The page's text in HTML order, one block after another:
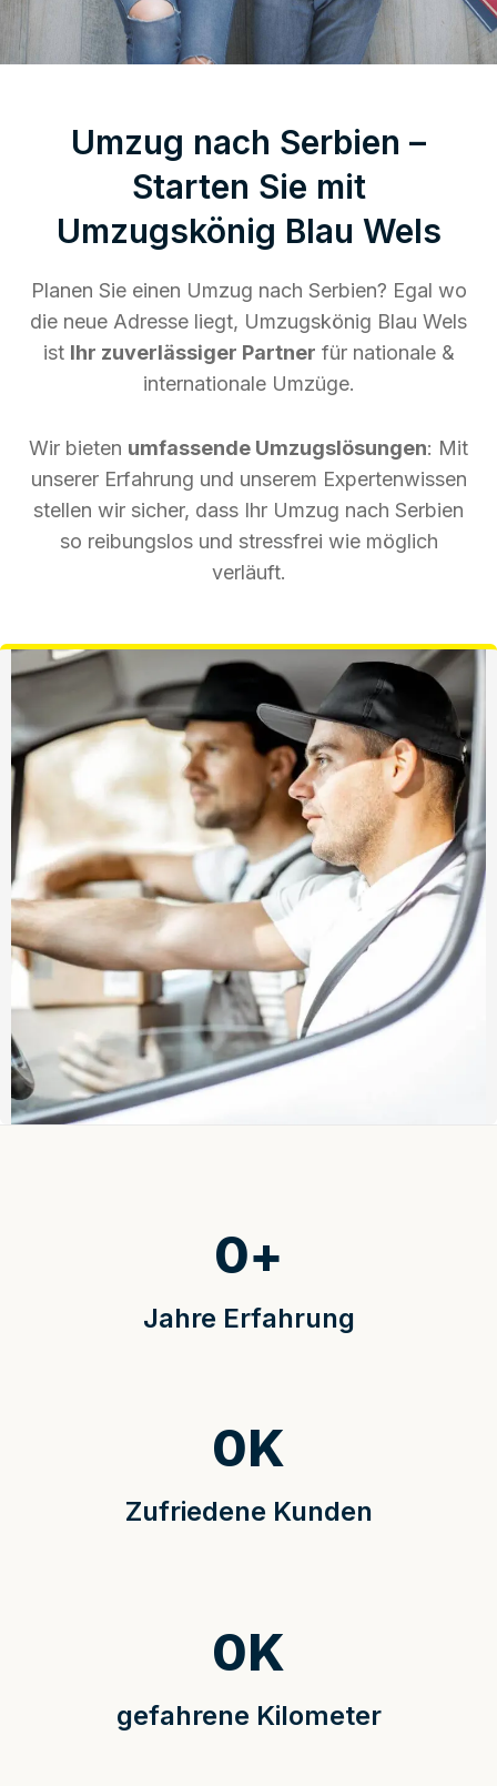
Umzug nach Serbien –
Starten Sie mit
Umzugskönig Blau Wels
Planen Sie einen Umzug nach Serbien? Egal wo
die neue Adresse liegt, Umzugskönig Blau Wels
ist Ihr zuverlässiger Partner für nationale &
internationale Umzüge.
Wir bieten umfassende Umzugslösungen: Mit
unserer Erfahrung und unserem Expertenwissen
stellen wir sicher, dass Ihr Umzug nach Serbien
so reibungslos und stressfrei wie möglich
verläuft.
Jahre Erfahrung
0+
Zufriedene Kunden
0K
gefahrene Kilometer
0K